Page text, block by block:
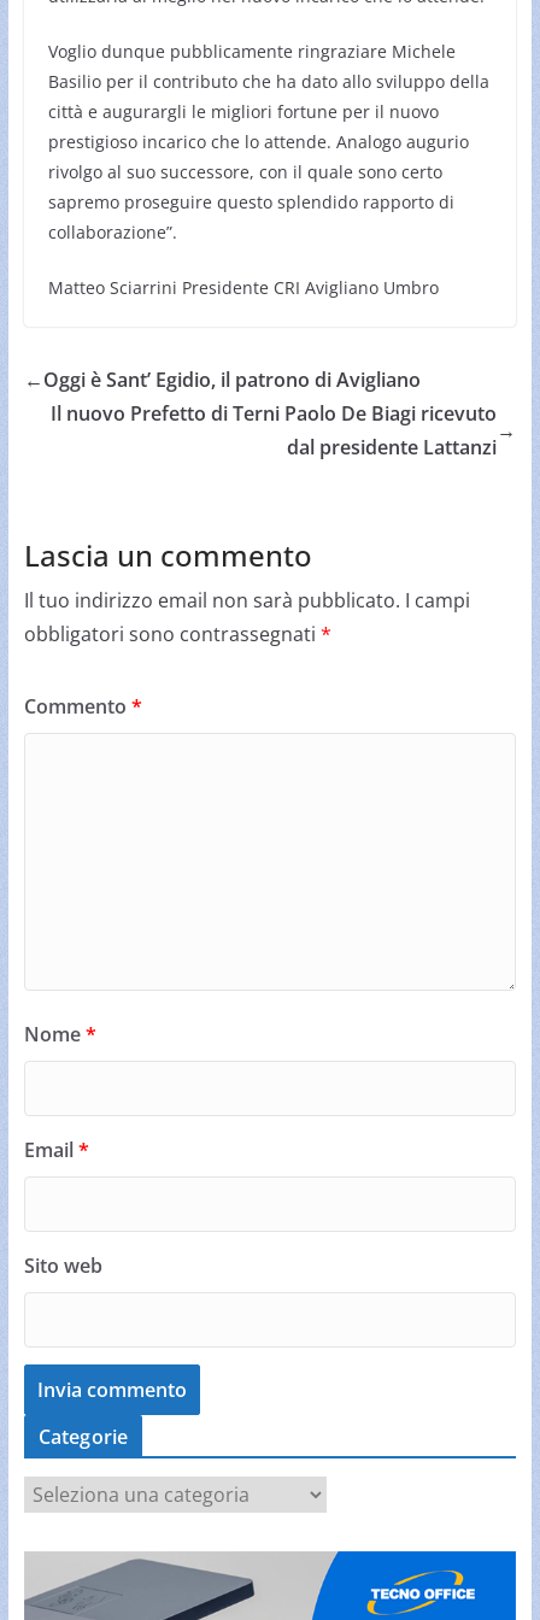
Voglio dunque pubblicamente ringraziare Michele
Basilio per il contributo che ha dato allo sviluppo della
città e augurargli le migliori fortune per il nuovo
prestigioso incarico che lo attende. Analogo augurio
rivolgo al suo successore, con il quale sono certo
sapremo proseguire questo splendido rapporto di
collaborazione”.
Matteo Sciarrini Presidente CRI Avigliano Umbro
←Oggi è Sant’ Egidio, il patrono di Avigliano
Il nuovo Prefetto di Terni Paolo De Biagi ricevuto
dal presidente Lattanzi
→
Lascia un commento
Il tuo indirizzo email non sarà pubblicato. I campi
obbligatori sono contrassegnati *
Commento *
Nome*
Email*
Sito web
Categorie
a
t
g